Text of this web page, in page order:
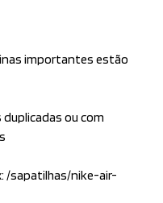
importantes estão
ou com
/sapatilhas/nike-air-